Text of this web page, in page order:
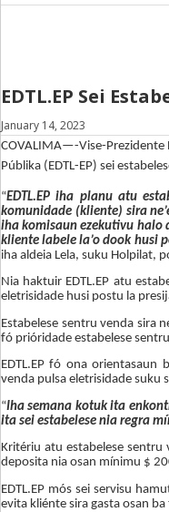
EDTL.EP Sei
January 14, 2023
COVALIMA—-Vise-Prezidente
Públika (EDTL-EP) sei
“EDTL.EP iha planu atu
komunidade (kliente) sira
iha komisaun ezekutivu halo
kliente labele la’o dook husi
iha aldeia Lela, suku Holpilat,
Nia haktuir EDTL.EP atu
eletrisidade husi postu la
Estabelese sentru venda sira
fó prióridade estabelese sentru
EDTL.EP fó ona orientasaun
venda pulsa eletrisidade suku
“Iha semana kotuk ita
ita sei estabelese nia regra
Kritériu atu estabelese sentru
deposita nia osan mínimu $
EDTL.EP mós sei servisu
evita kliénte sira gasta osan